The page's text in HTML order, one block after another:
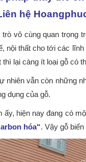
hệ
vô cùng quan
nội thất cho tới các
lại càng ít loại gỗ có
nhiên vẫn còn những
dụng của gỗ.
hiện nay đang có
hóa“. Vậy gỗ